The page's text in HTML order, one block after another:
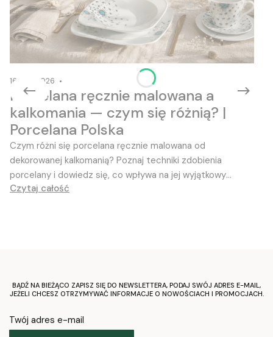
16-06-2026
Porcelana ręcznie malowana a
kalkomania — czym się różnią? |
Porcelana Polska
Czym różni się porcelana ręcznie malowana od
dekorowanej kalkomanią? Poznaj techniki zdobienia
porcelany i dowiedz się, co wpływa na jej wyjątkowy
charakter
Czytaj całość
BĄDŹ NA BIEŻĄCO ZAPISZ SIĘ DO NEWSLETTERA, PODAJ SWÓJ ADRES E-MAIL,
JEŻELI CHCESZ OTRZYMYWAĆ INFORMACJE O NOWOŚCIACH I PROMOCJACH.
Twój adres e-mail